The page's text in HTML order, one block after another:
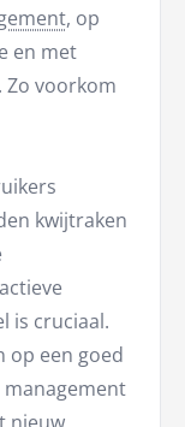
, op
en met
voorkom
kwijtraken
is cruciaal.
op een goed